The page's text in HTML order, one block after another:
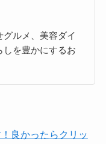
ルメ、美容ダイ
しを豊かにするお
良かったらクリッ